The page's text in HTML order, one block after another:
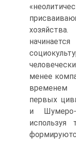
менее
временем
первых
и